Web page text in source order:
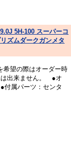
5H-100 スーパーコ
ズムダークガンメタ
希望の際はオーダー時
は出来ません。 ●オ
属パーツ：センタ